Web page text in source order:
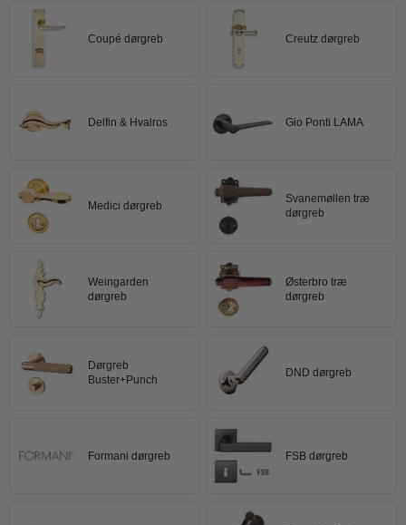
Trædørgreb på Langskilt
Udendørs dørgreb
Coupé dørgreb Creutz dørgreb
Delfin & Hvalros Gio Ponti LAMA
Medici dørgreb
Svanemøllen træ
dørgreb
Weingarden
dørgreb
Østerbro træ
dørgreb
Dørgreb
Buster+Punch
DND dørgreb
Formani dørgreb FSB dørgreb